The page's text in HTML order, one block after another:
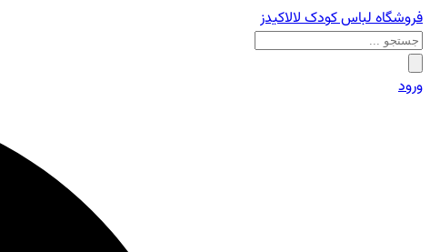
فروشگاه لباس کودک لالاکیدز
ورود